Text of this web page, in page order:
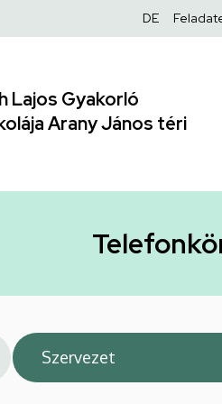
Felső
DE
Lajos Gyakorló
Arany János téri